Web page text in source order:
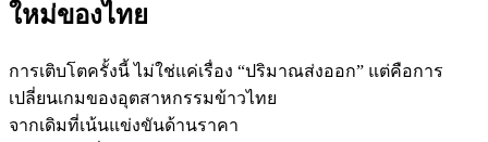
ใหม่ของไทย
การเติบโตครั้งนี้ ไม่ใช่แค่เรื่อง “ปริมาณส่งออก” แต่คือการ
เปลี่ยนเกมของอุตสาหกรรมข้าวไทย
จากเดิมที่เน้นแข่งขันด้านราคา